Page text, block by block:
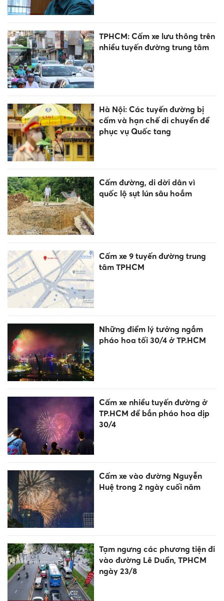
TPHCM: Cấm xe lưu thông trên
nhiều tuyến đường trung tâm
Hà Nội: Các tuyến đường bị
cấm và hạn chế di chuyển để
phục vụ Quốc tang
Cấm đường, di dời dân vì
quốc lộ sụt lún sâu hoắm
Cấm xe 9 tuyến đường trung
tâm TPHCM
Những điểm lý tưởng ngắm
pháo hoa tối 30/4 ở TP.HCM
Cấm xe nhiều tuyến đường ở
TP.HCM để bắn pháo hoa dịp
30/4
Cấm xe vào đường Nguyễn
Huệ trong 2 ngày cuối năm
Tạm ngưng các phương tiện đi
vào đường Lê Duẩn, TPHCM
ngày 23/8